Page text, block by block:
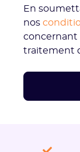
En
nos
concernant
traitement